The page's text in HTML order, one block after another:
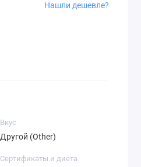
Нашли дешевле?
Вкус
Другой (Other)
Сертификаты и диета